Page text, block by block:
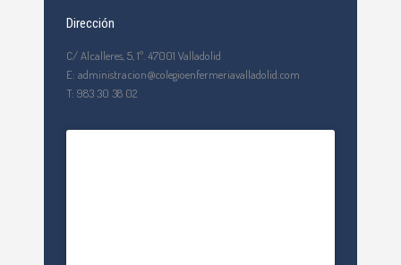
Dirección
C/ Alcalleres, 5, 1º. 47001 Valladolid
E: administracion@colegioenfermeriavalladolid.com
T: 983 30 38 02